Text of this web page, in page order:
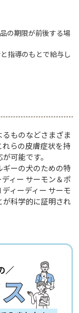
の期限が前後する場
指導のもとで給与し
ものなどさまざま
らの皮膚症状を持
可能です。
ーの犬のための特
ィー サーモン＆ポ
ィーディー サーモ
が科学的に証明され